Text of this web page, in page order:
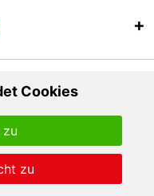
Cookies
zu